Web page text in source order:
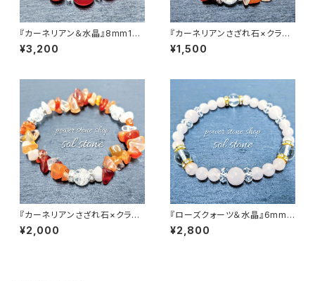
『カーネリアン＆水晶』8mm10
mm天然石パワーストーンブレ
スレット
¥3,200
『カーネリアンさざれ石×クラッ
ク水晶』天然石パワーストーンブ
レスレット
¥1,500
『カーネリアンさざれ石×クラッ
ク水晶３つ』天然石パワーストー
ンブレスレット
¥2,000
『ローズクォーツ＆水晶』6mm8
mm天然石パワーストーンブレ
スレット
¥2,800